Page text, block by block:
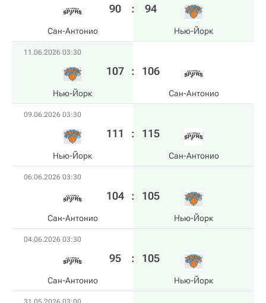
Сан-Антонио
90 : 94
Нью-Йорк
11.06.2026 03:30
Нью-Йорк
107 : 106
Сан-Антонио
09.06.2026 03:30
Нью-Йорк
111 : 115
Сан-Антонио
06.06.2026 03:30
Сан-Антонио
104 : 105
Нью-Йорк
04.06.2026 03:30
Сан-Антонио
95 : 105
Нью-Йорк